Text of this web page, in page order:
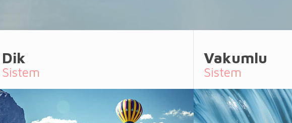
Dik
Sistem
Vakumlu
Sistem